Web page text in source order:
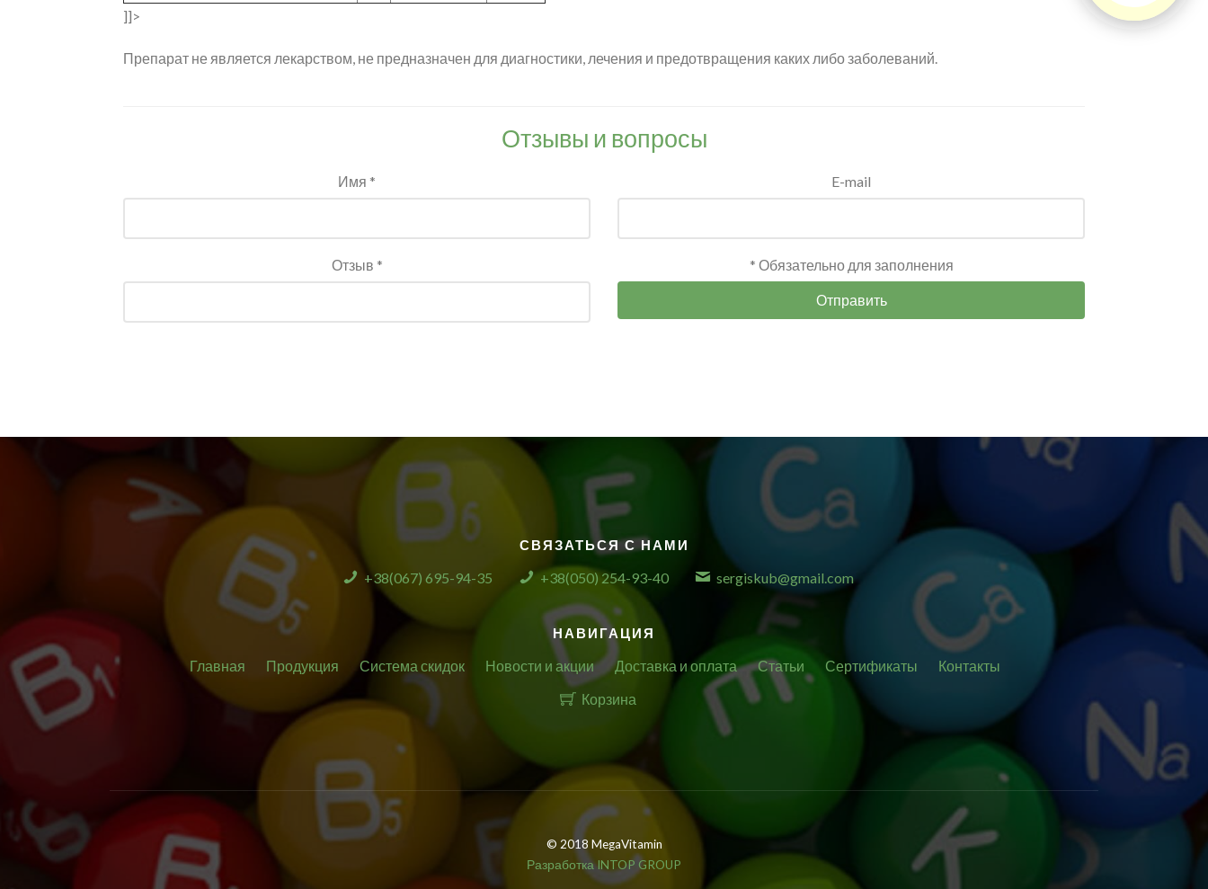
]]>
Препарат не является лекарством, не предназначен для диагностики, лечения и предотвращения каких либо заболеваний.
Отзывы и вопросы
Имя * E-mail
Отзыв * * Обязательно для заполнения
Отправить
СВЯЗАТЬСЯ С НАМИ
+38(067) 695-94-35 +38(050) 254-93-40 sergiskub@gmail.com
НАВИГАЦИЯ
Главная Продукция Система скидок Новости и акции Доставка и оплата Статьи Сертификаты
Контакты
Корзина
© 2018 MegaVitamin
Разработка INTOP GROUP